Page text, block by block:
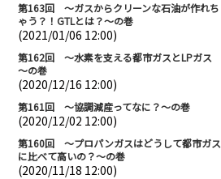
第163回 ～ガスからクリーンな石油が作れち
ゃう？！GTLとは？～の巻
(2021/01/06 12:00)
第162回 ～水素を支える都市ガスとLPガス
～の巻
(2020/12/16 12:00)
第161回 ～協調減産ってなに？～の巻
(2020/12/02 12:00)
第160回 ～プロパンガスはどうして都市ガス
に比べて高いの？～の巻
(2020/11/18 12:00)